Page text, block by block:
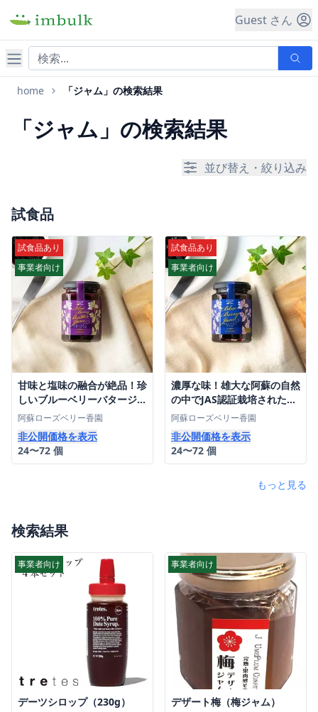
Guest さん
ナビゲーション
home 「ジャム」の検索結果
「ジャム」の検索結果
並び替え・絞り込み
試食品
試食品あり
事業者向け
甘味と塩味の融合が絶品！珍
しいブルーベリーバタージャ
ム（１５０ｇ）
阿蘇ローズベリー香園
非公開価格を表示
24〜72 個
試食品あり
事業者向け
濃厚な味！雄大な阿蘇の自然
の中でJAS認証栽培されたブ
ルーベリーのジャム（１５０
ｇ）
阿蘇ローズベリー香園
非公開価格を表示
24〜72 個
もっと見る
検索結果
事業者向け
デーツシロップ（230g）
事業者向け
デザート梅（梅ジャム）